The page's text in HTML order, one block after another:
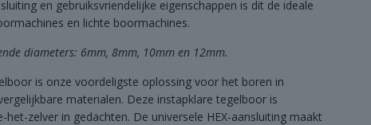
en gebruiksvriendelijke eigenschappen is dit de ideale
en lichte boormachines.
diameters: 6mm, 8mm, 10mm en 12mm.
is onze voordeligste oplossing voor het boren in
materialen. Deze instapklare tegelboor is
zelver in gedachten. De universele HEX-aansluiting maakt